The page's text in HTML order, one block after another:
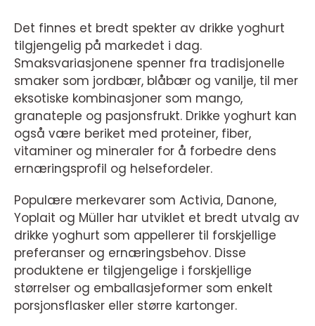
Det finnes et bredt spekter av drikke yoghurt
tilgjengelig på markedet i dag.
Smaksvariasjonene spenner fra tradisjonelle
smaker som jordbær, blåbær og vanilje, til mer
eksotiske kombinasjoner som mango,
granateple og pasjonsfrukt. Drikke yoghurt kan
også være beriket med proteiner, fiber,
vitaminer og mineraler for å forbedre dens
ernæringsprofil og helsefordeler.
Populære merkevarer som Activia, Danone,
Yoplait og Müller har utviklet et bredt utvalg av
drikke yoghurt som appellerer til forskjellige
preferanser og ernæringsbehov. Disse
produktene er tilgjengelige i forskjellige
størrelser og emballasjeformer som enkelt
porsjonsflasker eller større kartonger.